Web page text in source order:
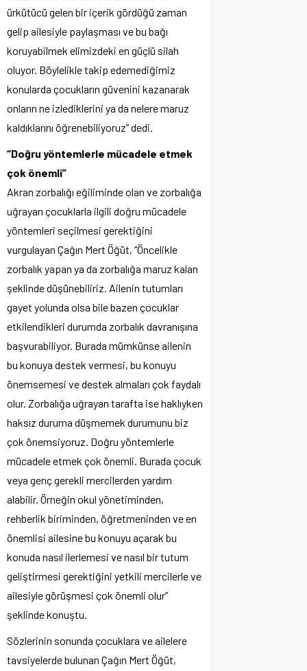
ürkütücü gelen bir içerik gördüğü zaman
gelip ailesiyle paylaşması ve bu bağı
koruyabilmek elimizdeki en güçlü silah
oluyor. Böylelikle takip edemediğimiz
konularda çocukların güvenini kazanarak
onların ne izlediklerini ya da nelere maruz
kaldıklarını öğrenebiliyoruz” dedi.
“Doğru yöntemlerle mücadele etmek
çok önemli”
Akran zorbalığı eğiliminde olan ve zorbalığa
uğrayan çocuklarla ilgili doğru mücadele
yöntemleri seçilmesi gerektiğini
vurgulayan Çağın Mert Öğüt, “Öncelikle
zorbalık yapan ya da zorbalığa maruz kalan
şeklinde düşünebiliriz. Ailenin tutumları
gayet yolunda olsa bile bazen çocuklar
etkilendikleri durumda zorbalık davranışına
başvurabiliyor. Burada mümkünse ailenin
bu konuya destek vermesi, bu konuyu
önemsemesi ve destek almaları çok faydalı
olur. Zorbalığa uğrayan tarafta ise haklıyken
haksız duruma düşmemek durumunu biz
çok önemsiyoruz. Doğru yöntemlerle
mücadele etmek çok önemli. Burada çocuk
veya genç gerekli mercilerden yardım
alabilir. Örneğin okul yönetiminden,
rehberlik biriminden, öğretmeninden ve en
önemlisi ailesine bu konuyu açarak bu
konuda nasıl ilerlemesi ve nasıl bir tutum
geliştirmesi gerektiğini yetkili mercilerle ve
ailesiyle görüşmesi çok önemli olur”
şeklinde konuştu.
Sözlerinin sonunda çocuklara ve ailelere
tavsiyelerde bulunan Çağın Mert Öğüt,